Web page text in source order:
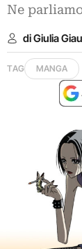
Ne
di Giulia
TAG MANGA